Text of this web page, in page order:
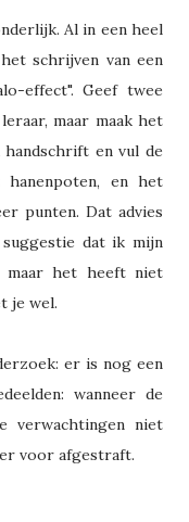
Al in een heel
schrijven van een
effect". Geef twee
maar maak het
en vul de
en het
punten. Dat advies
dat ik mijn
maar het heeft niet
je wel.
er is nog een
wanneer de
verwachtingen niet
voor afgestraft.